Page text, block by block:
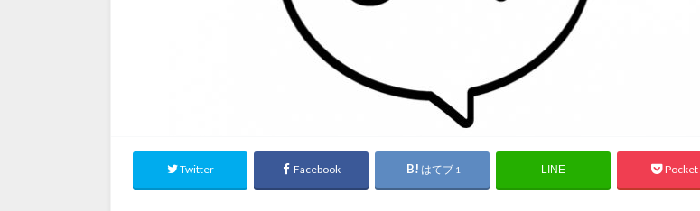
Twitter Facebook はてブ 1 LINE Pocket